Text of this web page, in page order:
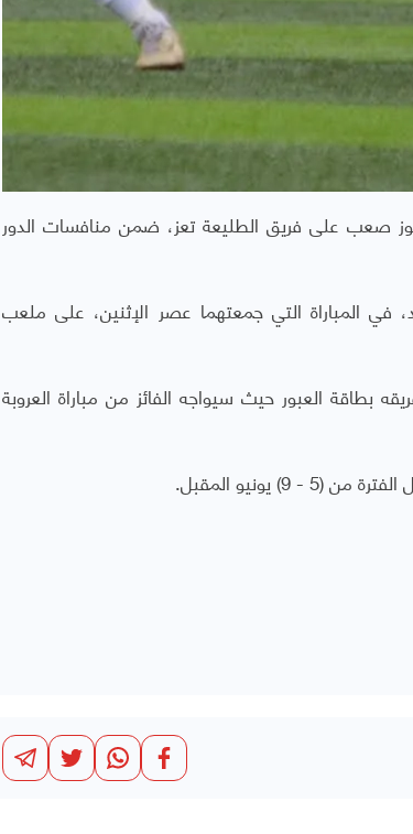
بعد فوز صعب على فريق الطليعة تعز، ضمن منافسات الدور
المباراة التي جمعتهما عصر الإثنين، على ملعب
العبور حيث سيواجه الفائز من مباراة العروبة
يونيو المقبل.